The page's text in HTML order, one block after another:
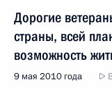
Дорогие
страны, всей
возможность
9 мая 2010 года